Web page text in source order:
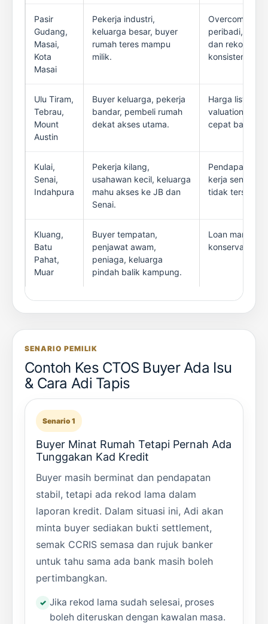
Pasir
Gudang,
Masai,
Kota
Masai
Pekerja industri,
keluarga besar, buyer
rumah teres mampu
milik.
peribadi,
dan rekod
konsisten.
Ulu Tiram,
Tebrau,
Mount
Austin
Buyer keluarga, pekerja
bandar, pembeli rumah
dekat akses utama.
Harga listing
valuation gap
cepat banding
Kulai,
Senai,
Indahpura
Pekerja kilang,
usahawan kecil, keluarga
mahu akses ke JB dan
Senai.
Pendapatan
kerja sendiri,
tidak tersusun.
Kluang,
Batu
Pahat,
Muar
Buyer tempatan,
penjawat awam,
peniaga, keluarga
pindah balik kampung.
Loan margin,
konservatif,
SENARIO PEMILIK
Contoh Kes CTOS Buyer Ada Isu
& Cara Adi Tapis
Senario 1
Buyer Minat Rumah Tetapi Pernah Ada
Tunggakan Kad Kredit
Buyer masih berminat dan pendapatan
stabil, tetapi ada rekod lama dalam
laporan kredit. Dalam situasi ini, Adi akan
minta buyer sediakan bukti settlement,
semak CCRIS semasa dan rujuk banker
untuk tahu sama ada bank masih boleh
pertimbangkan.
Jika rekod lama sudah selesai, proses
boleh diteruskan dengan kawalan masa.